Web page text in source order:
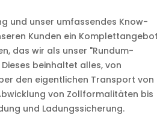
und unser umfassendes Know-
Kunden ein Komplettangebot
das wir als unser "Rundum-
beinhaltet alles, von
den eigentlichen Transport von
von Zollformalitäten bis
und Ladungssicherung.